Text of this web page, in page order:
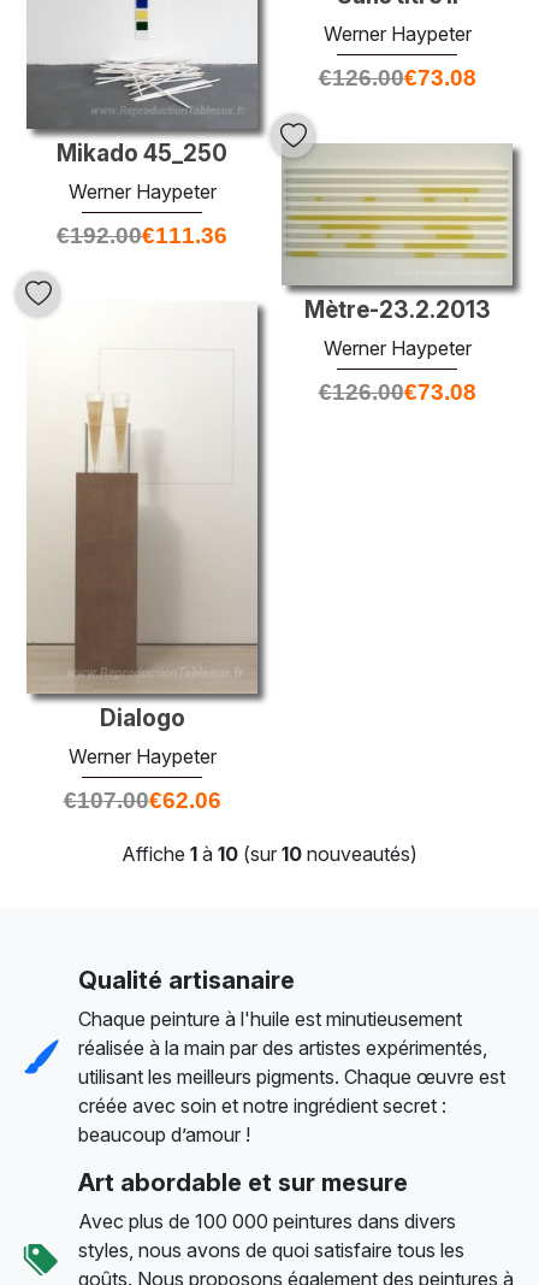
Werner Haypeter
€126.00€73.08
Mikado 45_250
Werner Haypeter
€192.00€111.36
Mètre-23.2.2013
Werner Haypeter
€126.00€73.08
Dialogo
Werner Haypeter
€107.00€62.06
Affiche 1 à 10 (sur 10 nouveautés)
Qualité artisanaire
Chaque peinture à l'huile est minutieusement
réalisée à la main par des artistes expérimentés,
utilisant les meilleurs pigments. Chaque œuvre est
créée avec soin et notre ingrédient secret :
beaucoup d’amour !
Art abordable et sur mesure
Avec plus de 100 000 peintures dans divers
styles, nous avons de quoi satisfaire tous les
goûts. Nous proposons également des peintures à